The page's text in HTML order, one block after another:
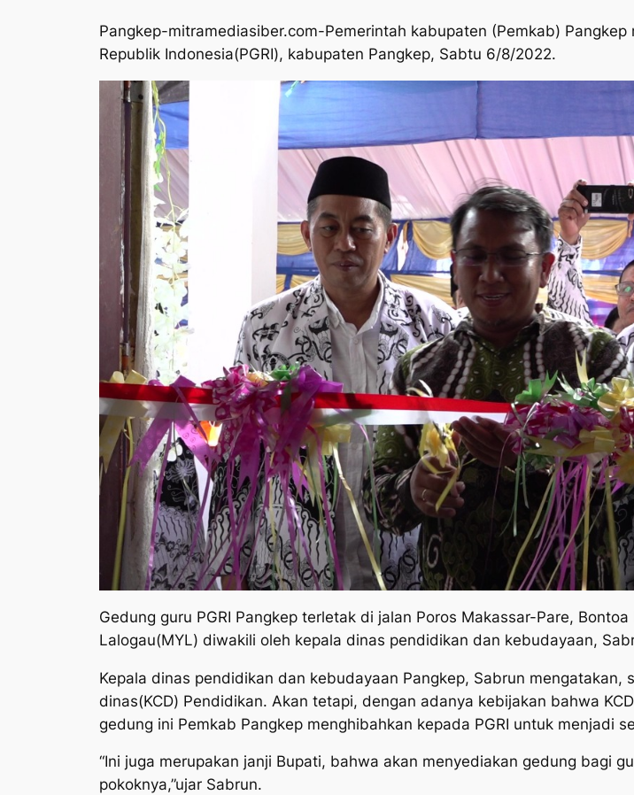
Pangkep-mitramediasiber.com-Pemerintah kabupaten (Pemkab)
Republik Indonesia(PGRI), kabupaten Pangkep, Sabtu 6/8/2022.
Gedung guru PGRI Pangkep terletak di jalan Poros Makassar-Pare,
Lalogau(MYL) diwakili oleh kepala dinas pendidikan dan kebudayaan,
Kepala dinas pendidikan dan kebudayaan Pangkep, Sabrun
dinas(KCD) Pendidikan. Akan tetapi, dengan adanya kebijakan bahwa
gedung ini Pemkab Pangkep menghibahkan kepada PGRI untuk menjadi
“Ini juga merupakan janji Bupati, bahwa akan menyediakan gedung bagi
pokoknya,”ujar Sabrun.